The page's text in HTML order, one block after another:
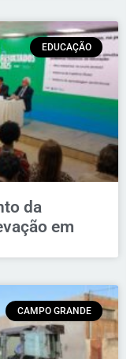
EDUCAÇÃO
da
em
CAMPO GRANDE